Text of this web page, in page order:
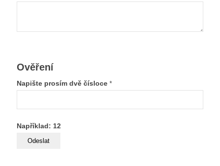
Ověření
Napište prosím dvě čísloce *
Například: 12